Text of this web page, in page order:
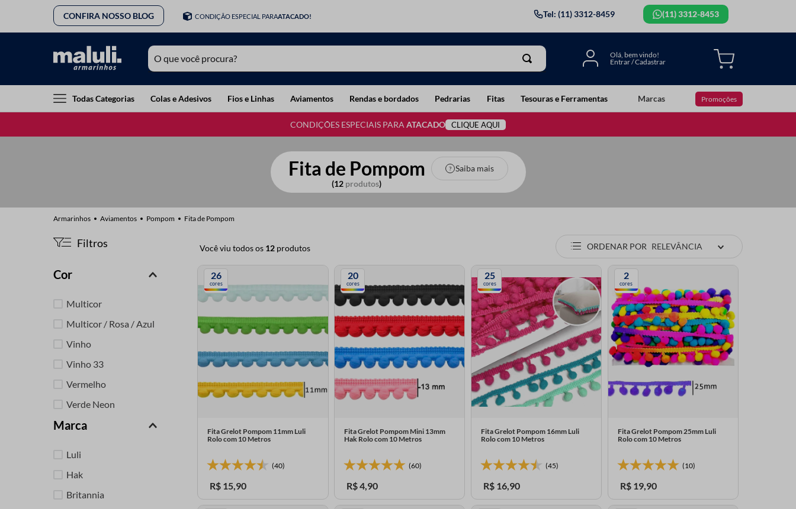
CONFIRA NOSSO BLOG CONDIÇÃO ESPECIAL PARAATACADO! Tel: (11) 3312-8459 (11) 3312-8453
O que você procura?
Todas Categorias Colas e Adesivos Fios e Linhas Aviamentos Rendas e bordados Pedrarias Fitas Tesouras e Ferramentas Marcas Promoções
CONDIÇÕES ESPECIAIS PARA ATACADO CLIQUE AQUI
Fita de Pompom
12 produtos
Saiba mais
Aviamentos Pompom Fita de Pompom
Filtros
Cor
Multicor
Multicor / Rosa / Azul
Vinho
Vinho 33
Vermelho
Verde Neon
Verde Bebe
Marca
Luli
Hak
Britannia
Você viu todos os 12produtos ORDENAR POR RELEVÂNCIA
26
cores
Fita Grelot Pompom 11mm Luli
Rolo com 10 Metros
(40)
R$ 15 90
20
cores
Fita Grelot Pompom Mini 13mm
Hak Rolo com 10 Metros
(60)
R$4 90
25
cores
Fita Grelot Pompom 16mm Luli
Rolo com 10 Metros
(45)
R$ 16 90
2
cores
Fita Grelot Pompom 25mm Luli
Rolo com 10 Metros
(10)
R$ 19, 90
TERMOS MAIS BUSCADOS
1º
lã
ziper
passamanaria